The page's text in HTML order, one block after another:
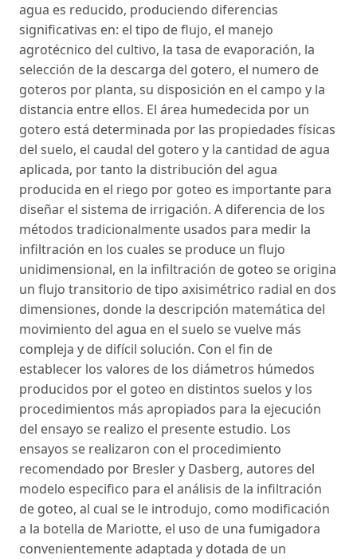
agua es reducido, produciendo diferencias
significativas en: el tipo de flujo, el manejo
agrotécnico del cultivo, la tasa de evaporación, la
selección de la descarga del gotero, el numero de
goteros por planta, su disposición en el campo y la
distancia entre ellos. El área humedecida por un
gotero está determinada por las propiedades físicas
del suelo, el caudal del gotero y la cantidad de agua
aplicada, por tanto la distribución del agua
producida en el riego por goteo es importante para
diseñar el sistema de irrigación. A diferencia de los
métodos tradicionalmente usados para medir la
infiltración en los cuales se produce un flujo
unidimensional, en la infiltración de goteo se origina
un flujo transitorio de tipo axisimétrico radial en dos
dimensiones, donde la descripción matemática del
movimiento del agua en el suelo se vuelve más
compleja y de difícil solución. Con el fin de
establecer los valores de los diámetros húmedos
producidos por el goteo en distintos suelos y los
procedimientos más apropiados para la ejecución
del ensayo se realizo el presente estudio. Los
ensayos se realizaron con el procedimiento
recomendado por Bresler y Dasberg, autores del
modelo especifico para el análisis de la infiltración
de goteo, al cual se le introdujo, como modificación
a la botella de Mariotte, el uso de una fumigadora
convenientemente adaptada y dotada de un